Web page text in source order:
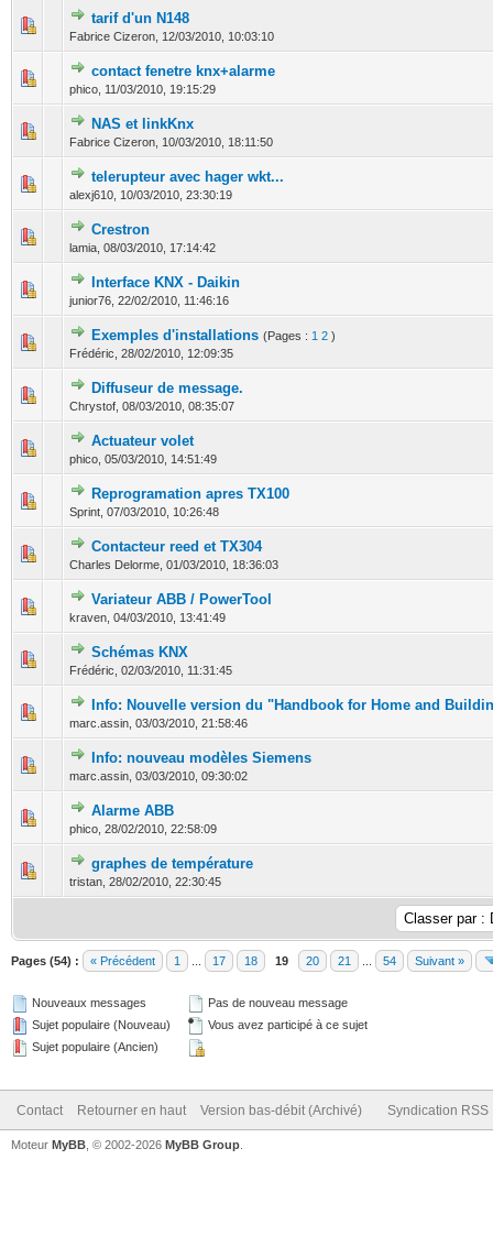
tarif d'un N148
Fabrice Cizeron, 12/03/2010, 10:03:10
0 Votes - 0 sur 5 en moyenne
contact fenetre knx+alarme
phico, 11/03/2010, 19:15:29
0 Votes - 0 sur 5 en moyenne
12345
NAS et linkKnx
Fabrice Cizeron, 10/03/2010, 18:11:50
0 Votes - 0 sur 5 en moyenne
telerupteur avec hager wkt...
alexj610, 10/03/2010, 23:30:19
0 Votes - 0 sur 5 en moyenne
123 45
Crestron
lamia, 08/03/2010, 17:14:42
0 Votes - 0 sur 5 en moyenne
Interface KNX - Daikin
junior76, 22/02/2010, 11:46:16
0 Votes - 0 sur 5 en moyenne
123
Exemples d'installations (Pages : 1 2 )
Frédéric, 28/02/2010, 12:09:35
0 Votes - 0 sur 5 en moyenne
12345
Diffuseur de message.
Chrystof, 08/03/2010, 08:35:07
0 Votes - 0 sur 5 en moyenne
123
Actuateur volet
phico, 05/03/2010, 14:51:49
0 Votes - 0 sur 5 en moyenne
Reprogramation apres TX100
Sprint, 07/03/2010, 10:26:48
0 Votes - 0 sur 5 en moyenne
123 4 5
Contacteur reed et TX304
Charles Delorme, 01/03/2010, 18:36:03
0 Votes - 0 sur 5 en moyenne
12345
Variateur ABB / PowerTool
kraven, 04/03/2010, 13:41:49
0 Votes - 0 sur 5 en moyenne
12345
Schémas KNX
Frédéric, 02/03/2010, 11:31:45
0 Votes - 0 sur 5 en moyenne
Info: Nouvelle version du "Handbook for Home and
marc.assin, 03/03/2010, 21:58:46
0 Votes - 0 sur 5 en moyenne
12345
Info: nouveau modèles Siemens
marc.assin, 03/03/2010, 09:30:02
0 Votes - 0 sur 5 en moyenne
123 45
Alarme ABB
phico, 28/02/2010, 22:58:09
0 Votes - 0 sur 5 en moyenne
graphes de température
tristan, 28/02/2010, 22:30:45
0 Votes - 0 sur 5 en moyenne
1234
Pages (54) : « Précédent 1 17 18 19 20 21 54 Suivant »
Nouveaux messages
Sujet populaire (Nouveau)
Sujet populaire (Ancien)
Pas de nouveau message
Vous avez participé à ce sujet
Contact Retourner en haut Version bas-débit (Archivé) Syndication RSS
Moteur MyBB , © 2002-2026 MyBB Group